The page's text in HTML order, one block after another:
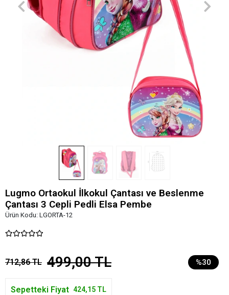
Lugmo Ortaokul İlkokul Çantası ve Beslenme
Çantası 3 Cepli Pedli Elsa Pembe
Ürün Kodu: LGORTA-12
712,86 TL 499,00 TL %30
Sepetteki Fiyat 424,15 TL